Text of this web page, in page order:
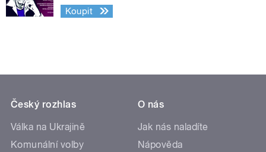
Koupit
Český rozhlas
Válka na Ukrajině
Komunální volby
O nás
Jak nás naladíte
Nápověda